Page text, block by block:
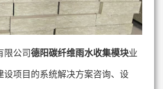
限公司德阳碳纤维雨水收集模块业
设项目的系统解决方案咨询、设